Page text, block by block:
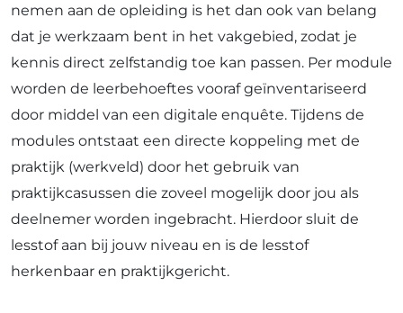
nemen aan de opleiding is het dan ook van belang
dat je werkzaam bent in het vakgebied, zodat je
kennis direct zelfstandig toe kan passen. Per module
worden de leerbehoeftes vooraf geïnventariseerd
door middel van een digitale enquête. Tijdens de
modules ontstaat een directe koppeling met de
praktijk (werkveld) door het gebruik van
praktijkcasussen die zoveel mogelijk door jou als
deelnemer worden ingebracht. Hierdoor sluit de
lesstof aan bij jouw niveau en is de lesstof
herkenbaar en praktijkgericht.